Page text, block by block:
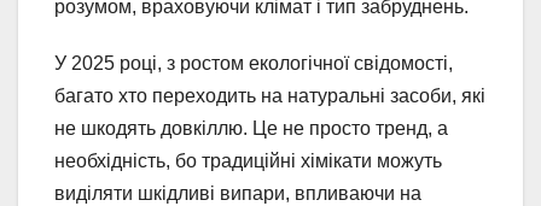
розумом, враховуючи клімат і тип забруднень.
У 2025 році, з ростом екологічної свідомості,
багато хто переходить на натуральні засоби, які
не шкодять довкіллю. Це не просто тренд, а
необхідність, бо традиційні хімікати можуть
виділяти шкідливі випари, впливаючи на